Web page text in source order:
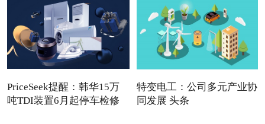
PriceSeek提醒：韩华15万
吨TDI装置6月起停车检修
特变电工：公司多元产业协
同发展 头条